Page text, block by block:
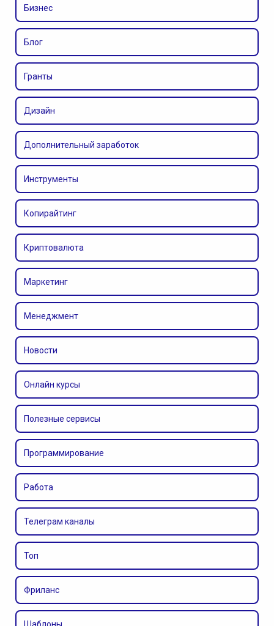
Бизнес
Блог
Гранты
Дизайн
Дополнительный заработок
Инструменты
Копирайтинг
Криптовалюта
Маркетинг
Менеджмент
Новости
Онлайн курсы
Полезные сервисы
Программирование
Работа
Телеграм каналы
Топ
Фриланс
Шаблоны